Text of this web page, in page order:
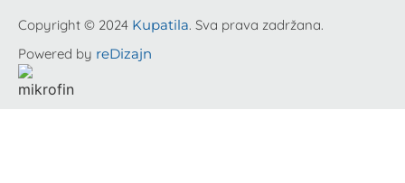
Copyright © 2024 Kupatila. Sva prava zadržana.
Powered by reDizajn